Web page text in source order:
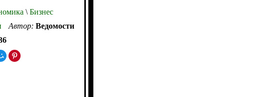
\ Бизнес
Автор: Ведомости